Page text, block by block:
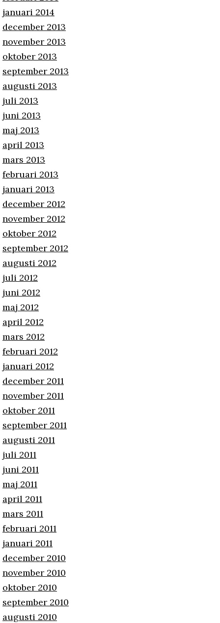
januari 2014
december 2013
november 2013
oktober 2013
september 2013
augusti 2013
juli 2013
juni 2013
maj 2013
april 2013
mars 2013
februari 2013
januari 2013
december 2012
november 2012
oktober 2012
september 2012
augusti 2012
juli 2012
juni 2012
maj 2012
april 2012
mars 2012
februari 2012
januari 2012
december 2011
november 2011
oktober 2011
september 2011
augusti 2011
juli 2011
juni 2011
maj 2011
april 2011
mars 2011
februari 2011
januari 2011
december 2010
november 2010
oktober 2010
september 2010
augusti 2010